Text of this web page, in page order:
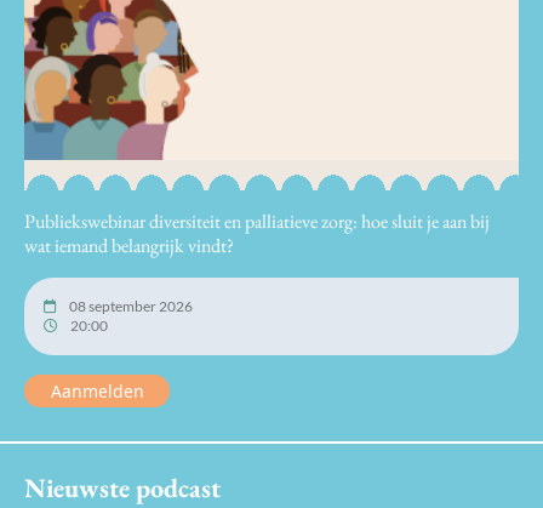
Publiekswebinar diversiteit en palliatieve zorg: hoe sluit je aan bij
wat iemand belangrijk vindt?
08 september 2026
20:00
Aanmelden
Nieuwste podcast